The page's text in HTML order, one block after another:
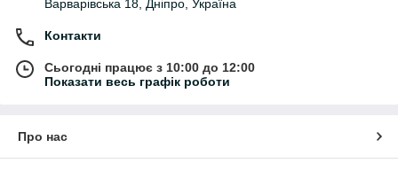
Варварівська 18, Дніпро, Україна
Контакти
Сьогодні працює з 10:00 до 12:00
Показати весь графік роботи
Про нас